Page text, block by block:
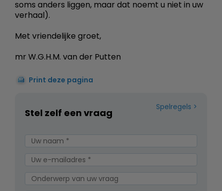
soms anders liggen, maar dat noemt u niet in uw
verhaal).
Met vriendelijke groet,
mr W.G.H.M. van der Putten
Print deze pagina
Spelregels
Stel zelf een vraag